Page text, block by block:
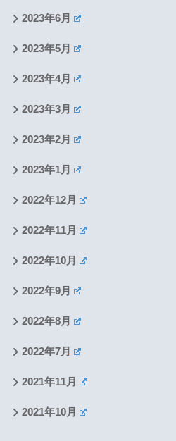
2023年6月
2023年5月
2023年4月
2023年3月
2023年2月
2023年1月
2022年12月
2022年11月
2022年10月
2022年9月
2022年8月
2022年7月
2021年11月
2021年10月